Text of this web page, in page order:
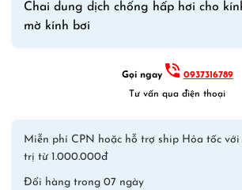
–
Antifog
Chai dung dịch chống hấp hơi cho
mờ kính bơi
Gọi ngay
0937316789
Tư vấn qua điện thoại
Miễn phí CPN hoặc hỗ trợ ship Hỏa tốc
trị từ 1.000.000đ
Đổi hàng trong 07 ngày